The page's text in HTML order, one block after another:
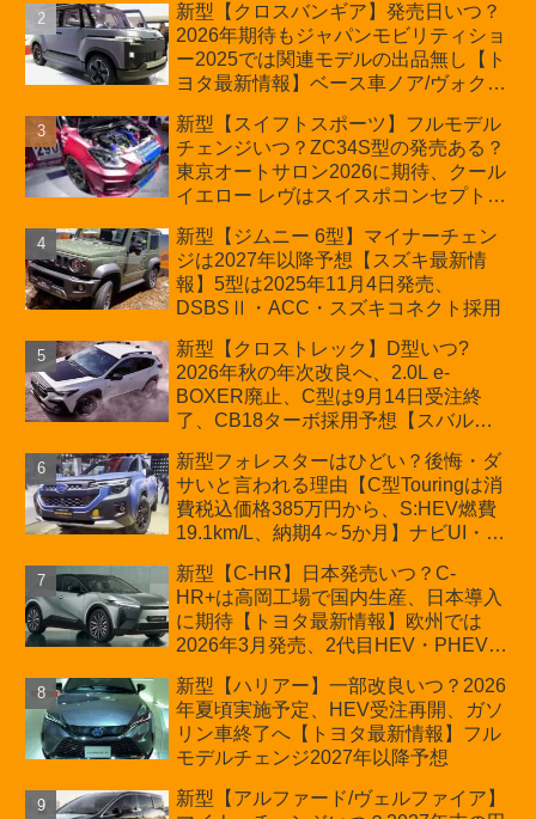
の採用は無しか【トヨタ最新情報】60
周年記念車発売
新型【クロスバンギア】発売日いつ？
2026年期待もジャパンモビリティショ
ー2025では関連モデルの出品無し【ト
ヨタ最新情報】ベース車ノア/ヴォクシ
ほか「コア」と「ツール」、デリカ
D:5対抗のクロスオーバーSUVミニバ
ン
新型【スイフトスポーツ】フルモデル
チェンジいつ？ZC34S型の発売ある？
東京オートサロン2026に期待、クール
イエロー レヴはスイスポコンセプト
プが争点【スズキ最新情報】特別仕様
車「ZC33S Final Edition」終了
新型【ジムニー 6型】マイナーチェン
ジは2027年以降予想【スズキ最新情
報】5型は2025年11月4日発売、
DSBSⅡ・ACC・スズキコネクト採用
新型【クロストレック】D型いつ?
2026年秋の年次改良へ、2.0L e-
BOXER廃止、C型は9月14日受注終
了、CB18ターボ採用予想【スバル最
新型フォレスターはひどい？後悔・ダ
サいと言われる理由【C型Touringは消
費税込価格385万円から、S:HEV燃費
19.1km/L、納期4～5か月】ナビUI・冬
カーオブザイヤーとJNCAP大賞受賞後
も残る注意点
新型【C-HR】日本発売いつ？C-
HR+は高岡工場で国内生産、日本導入
に期待【トヨタ最新情報】欧州では
2026年3月発売、2代目HEV・PHEVは
新型【ハリアー】一部改良いつ？2026
年夏頃実施予定、HEV受注再開、ガソ
リン車終了へ【トヨタ最新情報】フル
モデルチェンジ2027年以降予想
新型【アルファード/ヴェルファイア】